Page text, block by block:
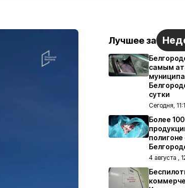
Лучшее за
самым
сутки
Сегодня,
Более
полигоне
4 августа ,